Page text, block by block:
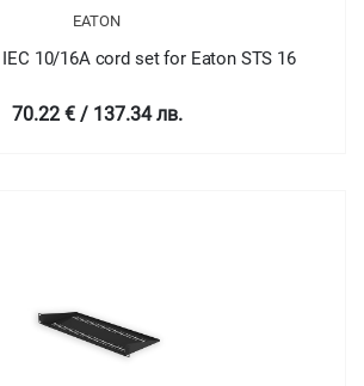
EATON
10/16A cord set for Eaton STS 16
70.22 € / 137.34 лв.